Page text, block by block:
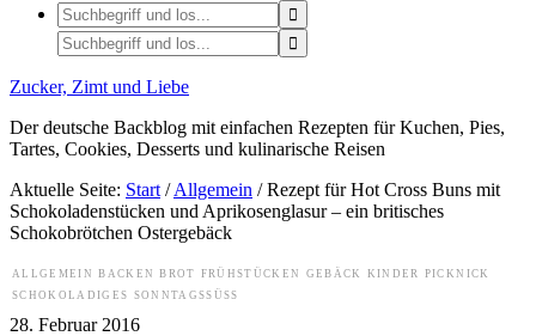
Zucker, Zimt und Liebe
Der deutsche Backblog mit einfachen Rezepten für Kuchen, Pies,
Tartes, Cookies, Desserts und kulinarische Reisen
Aktuelle Seite: Start / Allgemein /Rezept für Hot Cross Buns mit
Schokoladenstücken und Aprikosenglasur – ein britisches
Schokobrötchen Ostergebäck
ALLGEMEIN BACKEN BROT FRÜHSTÜCKEN GEBÄCK KINDER PICKNICK
SCHOKOLADIGES SONNTAGSSÜSS
28. Februar 2016